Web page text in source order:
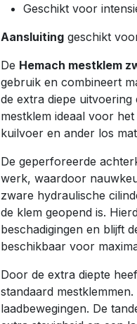
Geschikt voor
Aansluiting geschikt
De Hemach mestklem
gebruik en combineert
de extra diepe
mestklem ideaal voor
kuilvoer en ander los
De geperforeerde
werk, waardoor
zware hydraulische
de klem geopend is.
beschadigingen en blijft
beschikbaar voor
Door de extra diepte
standaard
laadbewegingen. De